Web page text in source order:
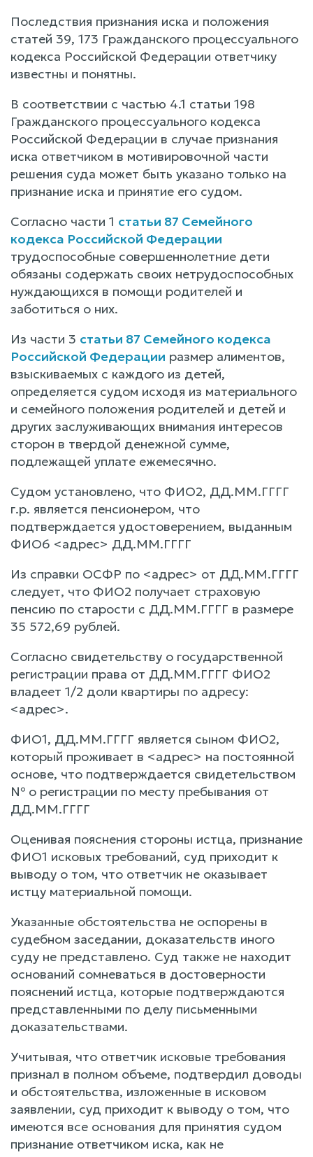
Последствия признания иска и положения
статей 39, 173 Гражданского процессуального
кодекса Российской Федерации ответчику
известны и понятны.
В соответствии с частью 4.1 статьи 198
Гражданского процессуального кодекса
Российской Федерации в случае признания
иска ответчиком в мотивировочной части
решения суда может быть указано только на
признание иска и принятие его судом.
Согласно части 1 статьи 87 Семейного
кодекса Российской Федерации
трудоспособные совершеннолетние дети
обязаны содержать своих нетрудоспособных
нуждающихся в помощи родителей и
заботиться о них.
Из части 3 статьи 87 Семейного кодекса
Российской Федерации размер алиментов,
взыскиваемых с каждого из детей,
определяется судом исходя из материального
и семейного положения родителей и детей и
других заслуживающих внимания интересов
сторон в твердой денежной сумме,
подлежащей уплате ежемесячно.
Судом установлено, что ФИО2, ДД.ММ.ГГГГ
г.р. является пенсионером, что
подтверждается удостоверением, выданным
ФИО6 <адрес> ДД.ММ.ГГГГ
Из справки ОСФР по <адрес> от ДД.ММ.ГГГГ
следует, что ФИО2 получает страховую
пенсию по старости с ДД.ММ.ГГГГ в размере
35 572,69 рублей.
Согласно свидетельству о государственной
регистрации права от ДД.ММ.ГГГГ ФИО2
владеет 1/2 доли квартиры по адресу:
<адрес>.
ФИО1, ДД.ММ.ГГГГ является сыном ФИО2,
который проживает в <адрес> на постоянной
основе, что подтверждается свидетельством
№ о регистрации по месту пребывания от
ДД.ММ.ГГГГ
Оценивая пояснения стороны истца, признание
ФИО1 исковых требований, суд приходит к
выводу о том, что ответчик не оказывает
истцу материальной помощи.
Указанные обстоятельства не оспорены в
судебном заседании, доказательств иного
суду не представлено. Суд также не находит
оснований сомневаться в достоверности
пояснений истца, которые подтверждаются
представленными по делу письменными
доказательствами.
Учитывая, что ответчик исковые требования
признал в полном объеме, подтвердил доводы
и обстоятельства, изложенные в исковом
заявлении, суд приходит к выводу о том, что
имеются все основания для принятия судом
признание ответчиком иска, как не